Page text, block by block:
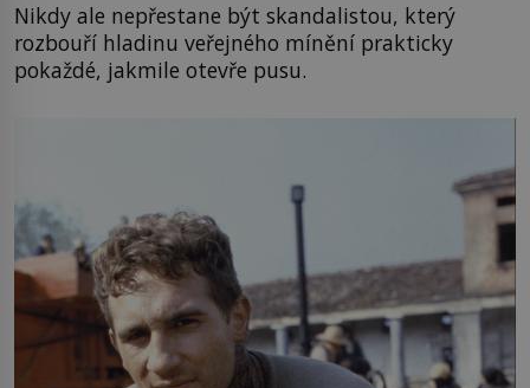
Nikdy ale nepřestane být skandalistou, který
rozbouří hladinu veřejného mínění prakticky
pokaždé, jakmile otevře pusu.